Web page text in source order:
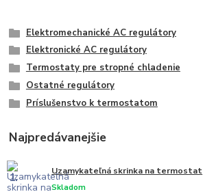
Elektromechanické AC regulátory
Elektronické AC regulátory
Termostaty pre stropné chladenie
Ostatné regulátory
Príslušenstvo k termostatom
Najpredávanejšie
1. Uzamykateľná skrinka na termostat
Skladom